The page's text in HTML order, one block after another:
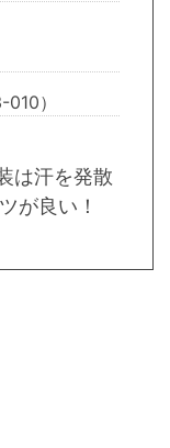
）
は汗を発散
が良い！